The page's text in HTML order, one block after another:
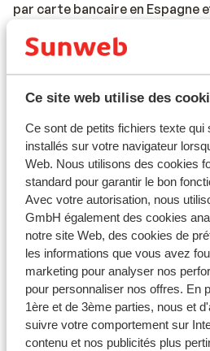
Ce site web utilise des
Ce sont de petits fichiers texte qui
installés sur votre navigateur
Web. Nous utilisons des cookies
standard pour garantir le bon
Avec votre autorisation, nous
GmbH également des cookies
notre site Web, des cookies de
les informations que vous avez
marketing pour analyser nos
pour personnaliser nos offres. En
1ère et de 3ème parties, nous et
suivre votre comportement sur
contenu et nos publicités plus
par carte bancaire en Espagne
Pourboires
Norme électrique
Comme dans la majorité des
varie entre 220 et 240 V. Un
transformateur/adaptateur
Alimentation
L'Espagne est connue pour les
sangria.
Numéro d’urgence
Le numéro d’urgence en
police, d’ambulance et incendie